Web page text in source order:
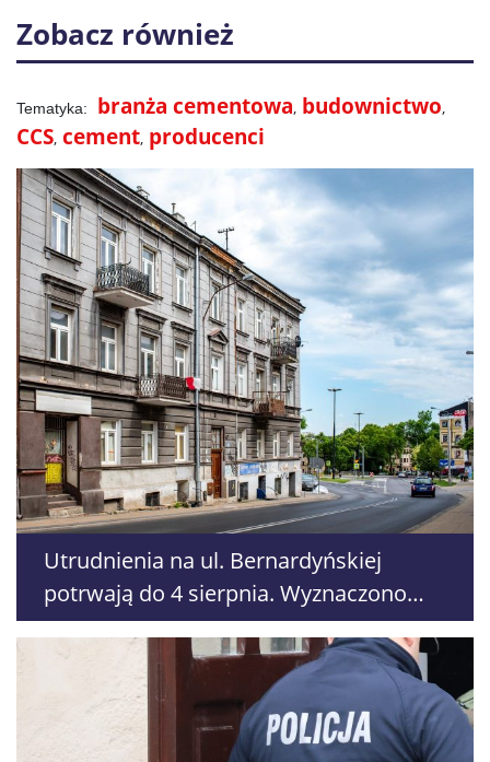
Zobacz również
branża cementowa budownictwo
CCS cement producenci
Utrudnienia na ul. Bernardyńskiej
potrwają do 4 sierpnia. Wyznaczono
objazdy